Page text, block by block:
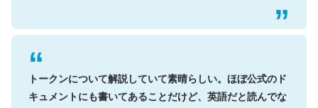
トークンについて解説していて素晴らしい。ほぼ公式のド
キュメントにも書いてあることだけど、英語だと読んでな